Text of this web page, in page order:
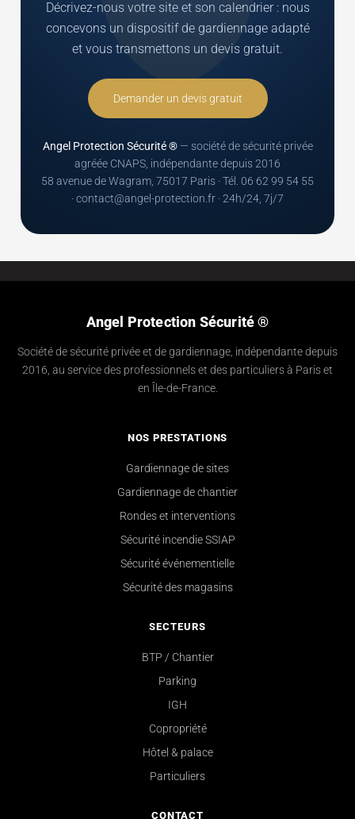
Décrivez-nous votre site et son calendrier : nous
concevons un dispositif de gardiennage adapté
et vous transmettons un devis gratuit.
Demander un devis gratuit
Angel Protection Sécurité ®— société de sécurité privée
agréée CNAPS, indépendante depuis 2016
58 avenue de Wagram, 75017 Paris · Tél. 06 62 99 54 55
· contact@angel-protection.fr · 24h/24, 7j/7
Angel Protection Sécurité ®
Société de sécurité privée et de gardiennage, indépendante depuis
2016, au service des professionnels et des particuliers à Paris et
en Île-de-France.
NOS PRESTATIONS
Gardiennage de sites
Gardiennage de chantier
Rondes et interventions
Sécurité incendie SSIAP
Sécurité événementielle
Sécurité des magasins
SECTEURS
BTP / Chantier
Parking
IGH
Copropriété
Hôtel & palace
Particuliers
CONTACT